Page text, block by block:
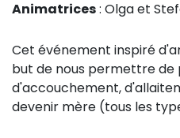
Animatrices: Olga et
Cet événement inspiré
but de nous permettre de
d'accouchement,
devenir mère (tous les